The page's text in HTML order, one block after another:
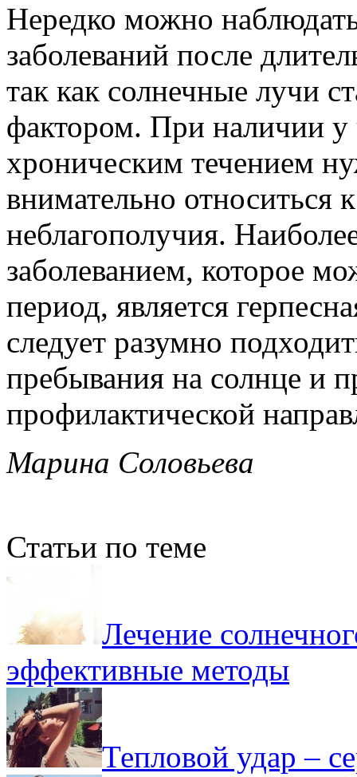
Нередко можно
заболеваний после
так как солнечные лучи
фактором. При наличии у
хроническим течением
внимательно относиться
неблагополучия.
заболеванием, которое
период, является
следует разумно
пребывания на солнце и
профилактической
Марина Соловьева
Статьи по теме
Лечение
эффективные методы
Тепловой удар –